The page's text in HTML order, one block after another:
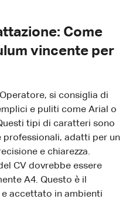
Come
vincente per
si consiglia di
e puliti come Arial o
tipi di caratteri sono
adatti per un
e chiarezza.
CV dovrebbe essere
A4. Questo è il
accettato in ambienti